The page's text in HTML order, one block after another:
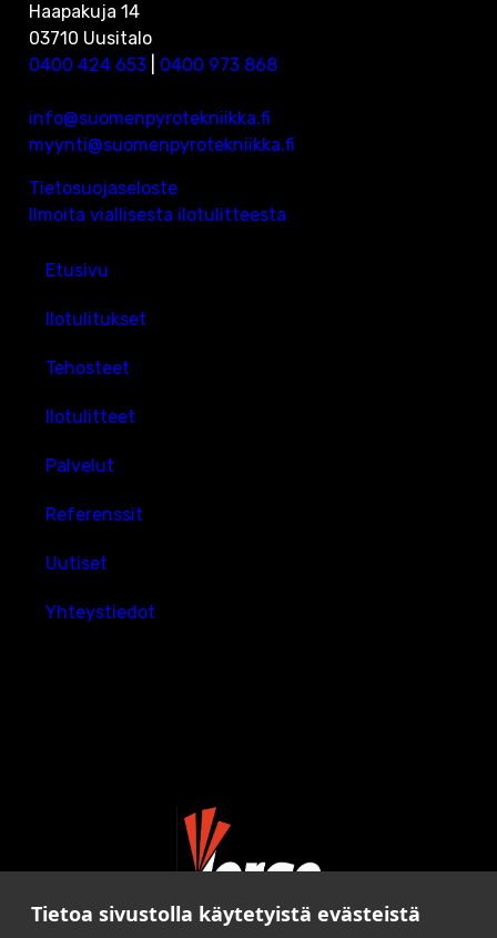
Haapakuja 14
03710 Uusitalo
0400 424 653
0400 973 868
info@suomenpyrotekniikka.fi
myynti@suomenpyrotekniikka.fi
Tietosuojaseloste
Ilmoita viallisesta ilotulitteesta
Etusivu
Ilotulitukset
Tehosteet
Ilotulitteet
Palvelut
Referenssit
Uutiset
Yhteystiedot
Tietoa sivustolla käytetyistä evästeistä